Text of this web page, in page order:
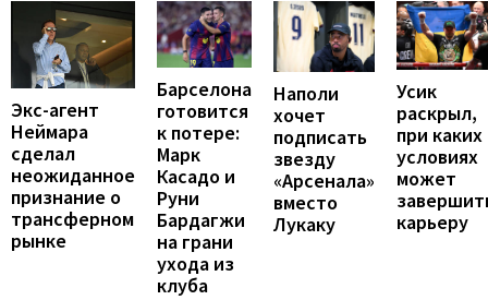
Экс-агент
Неймара
сделал
неожиданное
признание о
трансферном
рынке
Барселона
готовится
к потере:
Марк
Касадо и
Руни
Бардагжи
на грани
ухода из
клуба
Наполи
хочет
подписать
звезду
«Арсенала»
вместо
Лукаку
Усик
раскрыл,
при каких
условиях
может
карьеру